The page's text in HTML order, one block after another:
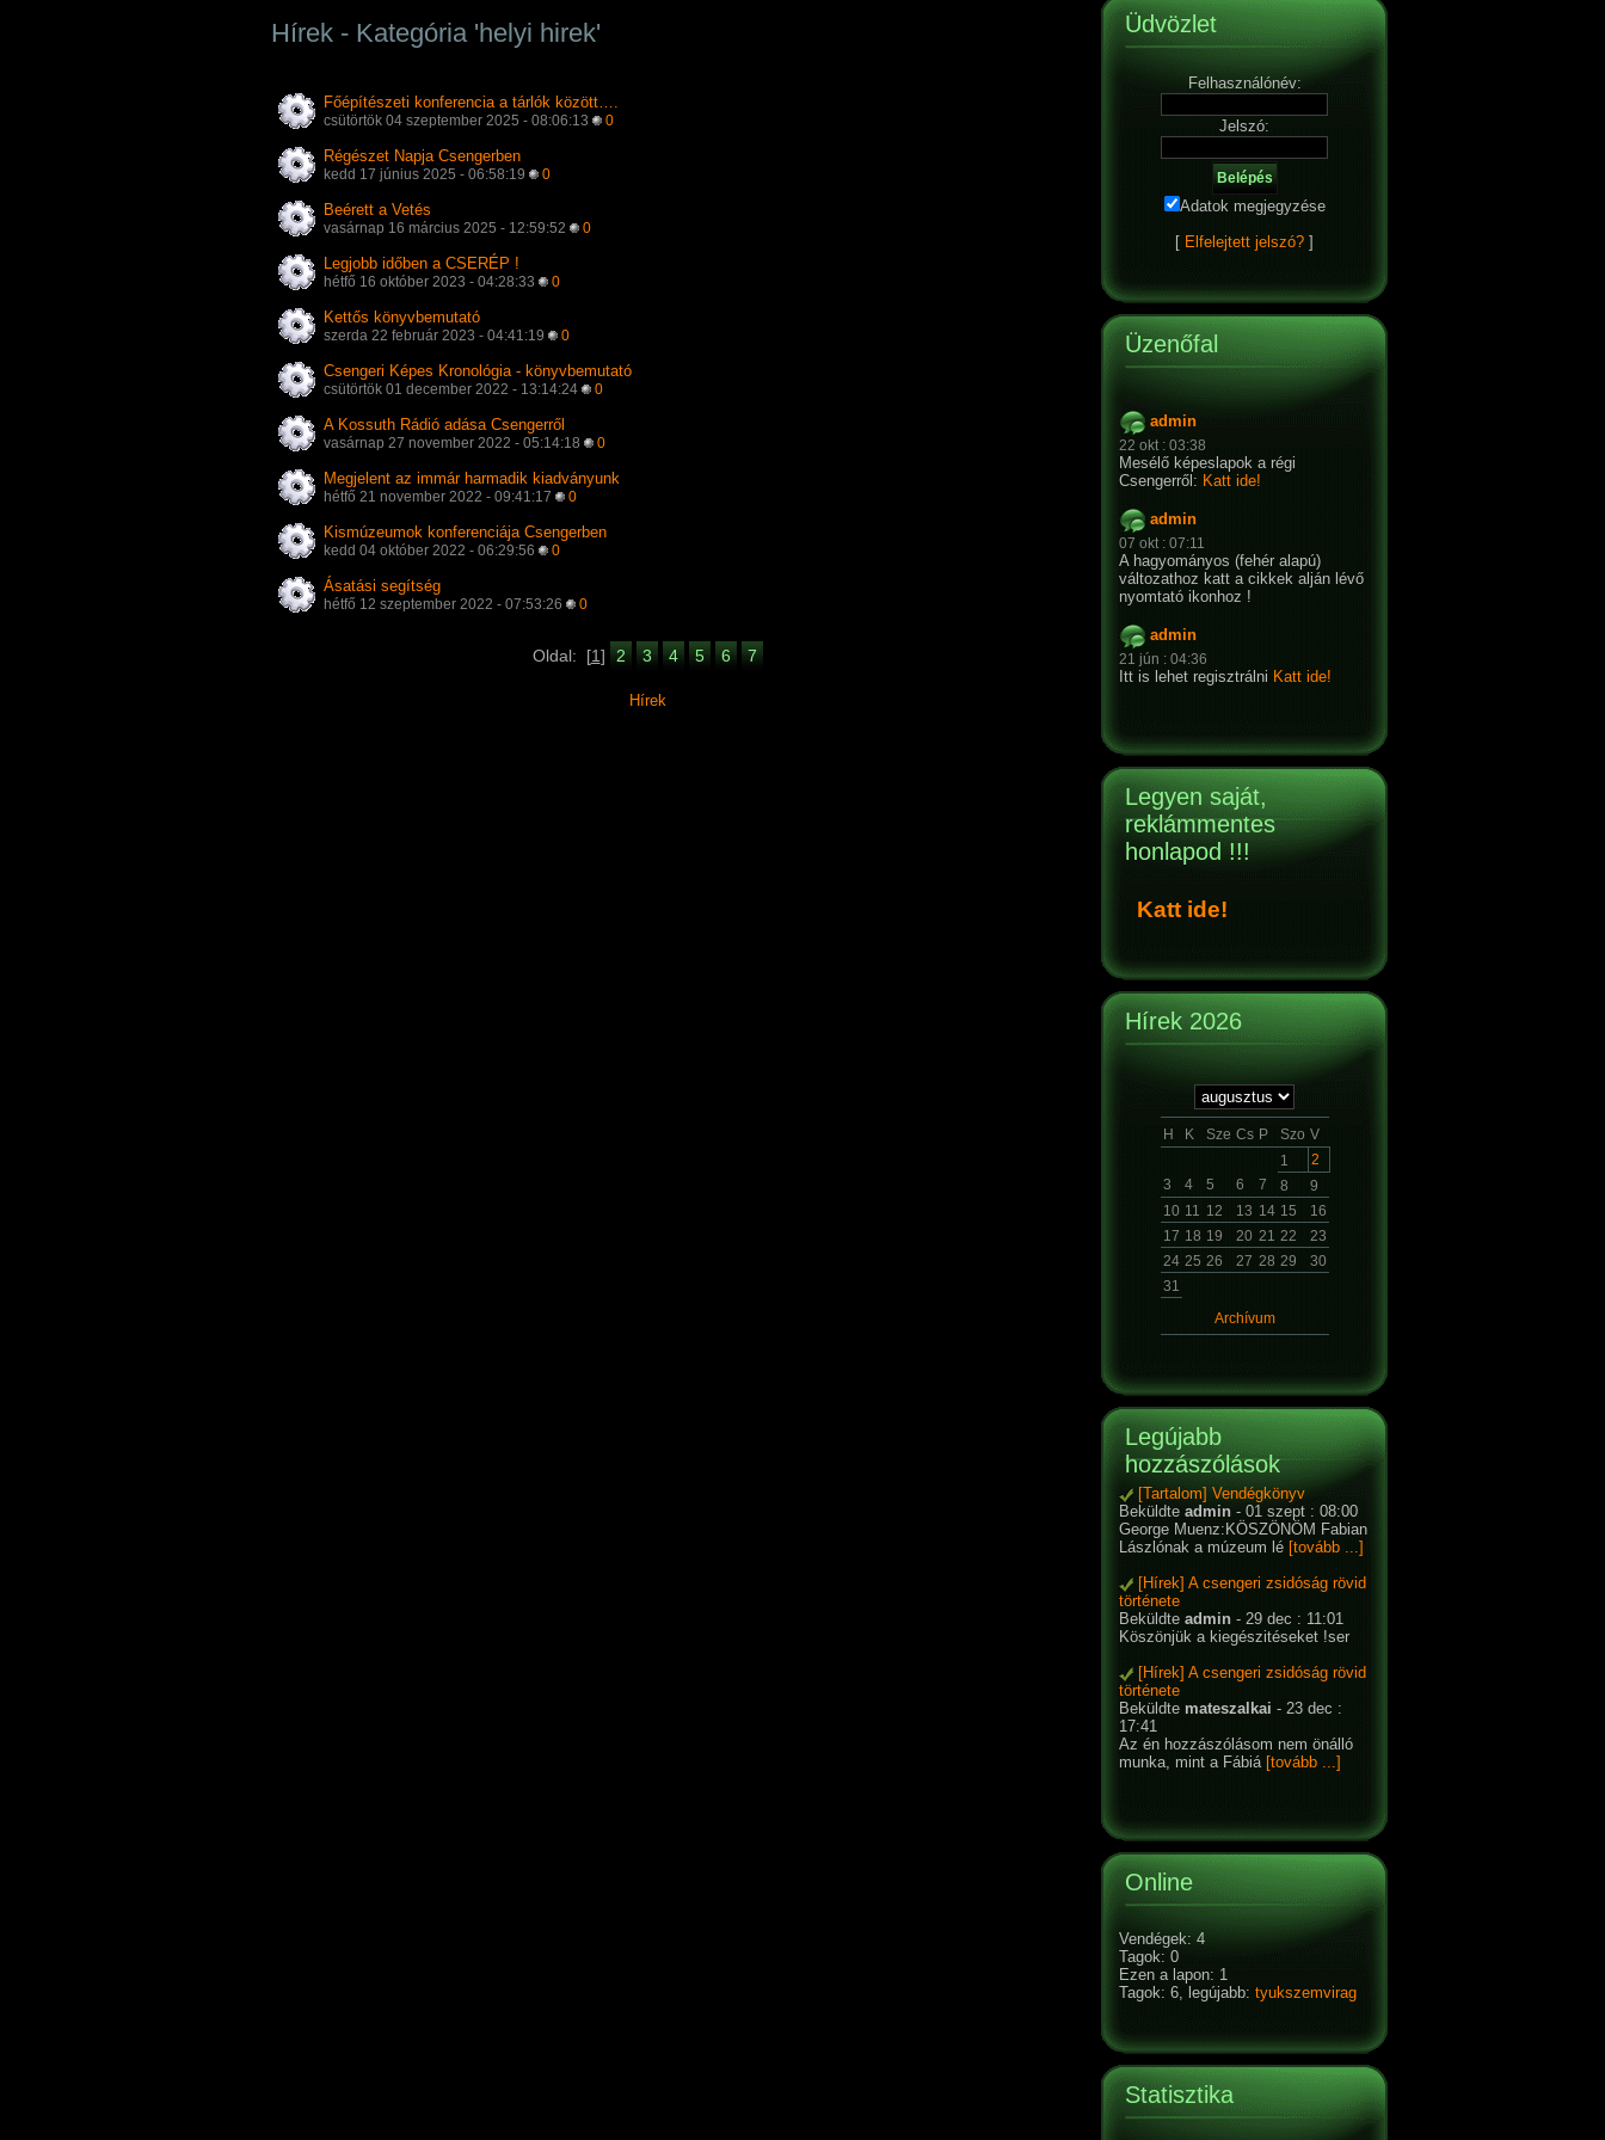
Hírek - Kategória 'helyi hirek'
Főépítészeti konferencia a tárlók között….
csütörtök 04 szeptember 2025 - 08:06:13 0
Régészet Napja Csengerben
kedd 17 június 2025 - 06:58:19 0
Beérett a Vetés
vasárnap 16 március 2025 - 12:59:52 0
Legjobb időben a CSERÉP !
hétfő 16 október 2023 - 04:28:33 0
Kettős könyvbemutató
szerda 22 február 2023 - 04:41:19 0
Csengeri Képes Kronológia - könyvbemutató
csütörtök 01 december 2022 - 13:14:24 0
A Kossuth Rádió adása Csengerről
vasárnap 27 november 2022 - 05:14:18 0
Megjelent az immár harmadik kiadványunk
hétfő 21 november 2022 - 09:41:17 0
Kismúzeumok konferenciája Csengerben
kedd 04 október 2022 - 06:29:56 0
Ásatási segítség
hétfő 12 szeptember 2022 - 07:53:26 0
Oldal: [1] 2 3 4 5 6 7
Hírek
Üdvözlet
Felhasználónév:
Jelszó:
Adatok megjegyzése
[ Elfelejtett jelszó? ]
Üzenőfal
admin
22 okt : 03:38
Mesélő képeslapok a régi
Csengerről: Katt ide!
admin
07 okt : 07:11
A hagyományos (fehér alapú)
változathoz katt a cikkek alján lévő
nyomtató ikonhoz !
admin
21 jún : 04:36
Itt is lehet regisztrálni Katt ide!
Legyen saját,
reklámmentes
honlapod !!!
Katt ide!
Hírek 2026
H K Sze Cs P Szo V
1
2
3
4 5 6 7 8
9
10 11 12 13 14 15
16
17 18 19 20 21 22
23
24 25 26 27 28 29
30
31
Archívum
Legújabb
hozzászólások
[Tartalom] Vendégkönyv
Beküldte admin - 01 szept : 08:00
George Muenz:KÖSZÖNÖM Fabian
Lászlónak a múzeum lé [tovább ...]
[Hírek] A csengeri zsidóság rövid
története
Beküldte admin - 29 dec : 11:01
Köszönjük a kiegészitéseket !ser
[Hírek] A csengeri zsidóság rövid
története
Beküldte mateszalkai - 23 dec :
17:41
Az én hozzászólásom nem önálló
munka, mint a Fábiá [tovább ...]
Online
Vendégek: 4
Tagok: 0
Ezen a lapon: 1
Tagok: 6, legújabb: tyukszemvirag
Statisztika